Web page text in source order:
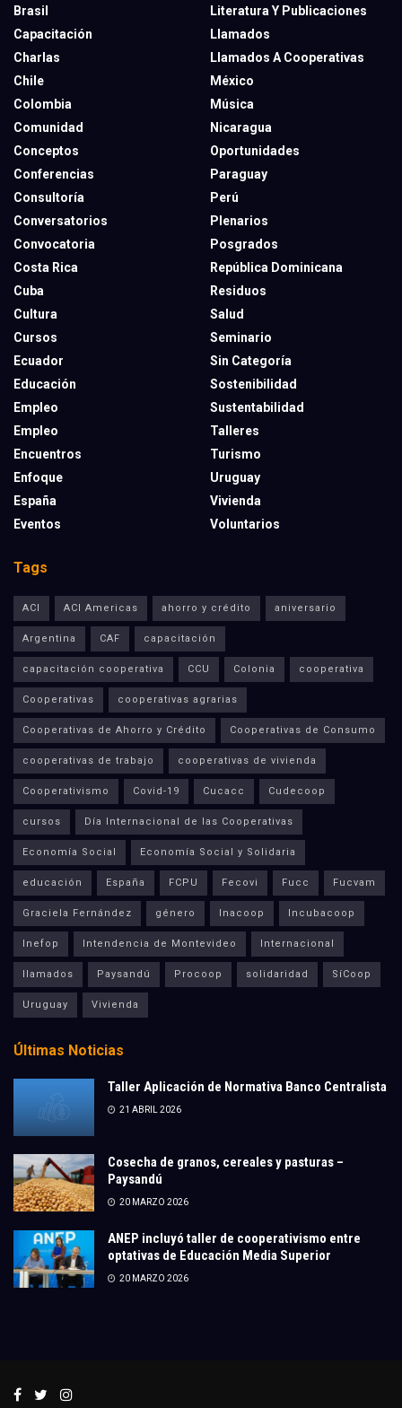
Brasil
Capacitación
Charlas
Chile
Colombia
Comunidad
Conceptos
Conferencias
Consultoría
Conversatorios
Convocatoria
Costa Rica
Cuba
Cultura
Cursos
Ecuador
Educación
Empleo
Empleo
Encuentros
Enfoque
España
Eventos
Literatura Y Publicaciones
Llamados
Llamados A Cooperativas
México
Música
Nicaragua
Oportunidades
Paraguay
Perú
Plenarios
Posgrados
República Dominicana
Residuos
Salud
Seminario
Sin Categoría
Sostenibilidad
Sustentabilidad
Talleres
Turismo
Uruguay
Vivienda
Voluntarios
Tags
ACI ACI Americas ahorro y crédito aniversario
Argentina CAF capacitación
capacitación cooperativa CCU Colonia cooperativa
Cooperativas cooperativas agrarias
Cooperativas de Ahorro y Crédito Cooperativas de Consumo
cooperativas de trabajo cooperativas de vivienda
Cooperativismo Covid-19 Cucacc Cudecoop
cursos Día Internacional de las Cooperativas
Economía Social Economía Social y Solidaria
educación España FCPU Fecovi Fucc Fucvam
Graciela Fernández género Inacoop Incubacoop
Inefop Intendencia de Montevideo Internacional
llamados Paysandú Procoop solidaridad SíCoop
Uruguay Vivienda
Últimas Noticias
Taller Aplicación de Normativa Banco Centralista
21 ABRIL 2026
Cosecha de granos, cereales y pasturas –
Paysandú
20 MARZO 2026
ANEP incluyó taller de cooperativismo entre
optativas de Educación Media Superior
20 MARZO 2026